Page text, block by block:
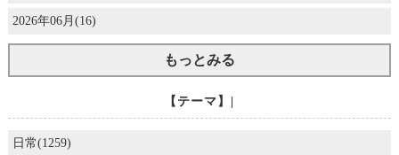
2026年06月(16)
もっとみる
【テーマ】|
日常(1259)